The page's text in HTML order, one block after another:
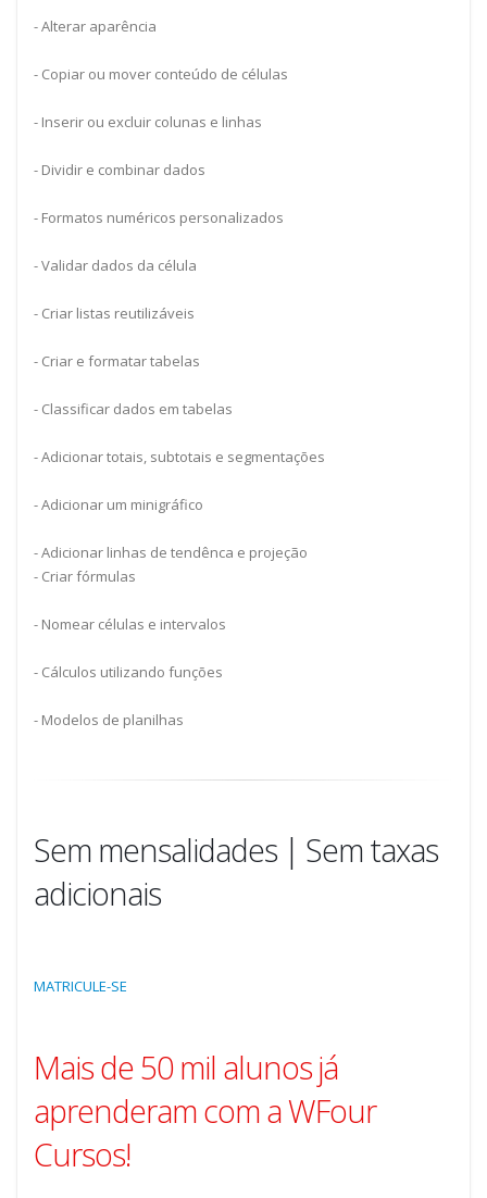
- Alterar aparência
- Copiar ou mover conteúdo de células
- Inserir ou excluir colunas e linhas
- Dividir e combinar dados
- Formatos numéricos personalizados
- Validar dados da célula
- Criar listas reutilizáveis
- Criar e formatar tabelas
- Classificar dados em tabelas
- Adicionar totais, subtotais e segmentações
- Adicionar um minigráfico
- Adicionar linhas de tendênca e projeção
- Criar fórmulas
- Nomear células e intervalos
- Cálculos utilizando funções
- Modelos de planilhas
Sem mensalidades | Sem taxas
adicionais
MATRICULE-SE
Mais de 50 mil alunos já
aprenderam com a WFour
Cursos!